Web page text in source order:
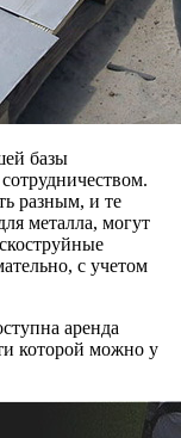
базы
разным, и те
металла, могут
с учетом
аренда
которой можно у